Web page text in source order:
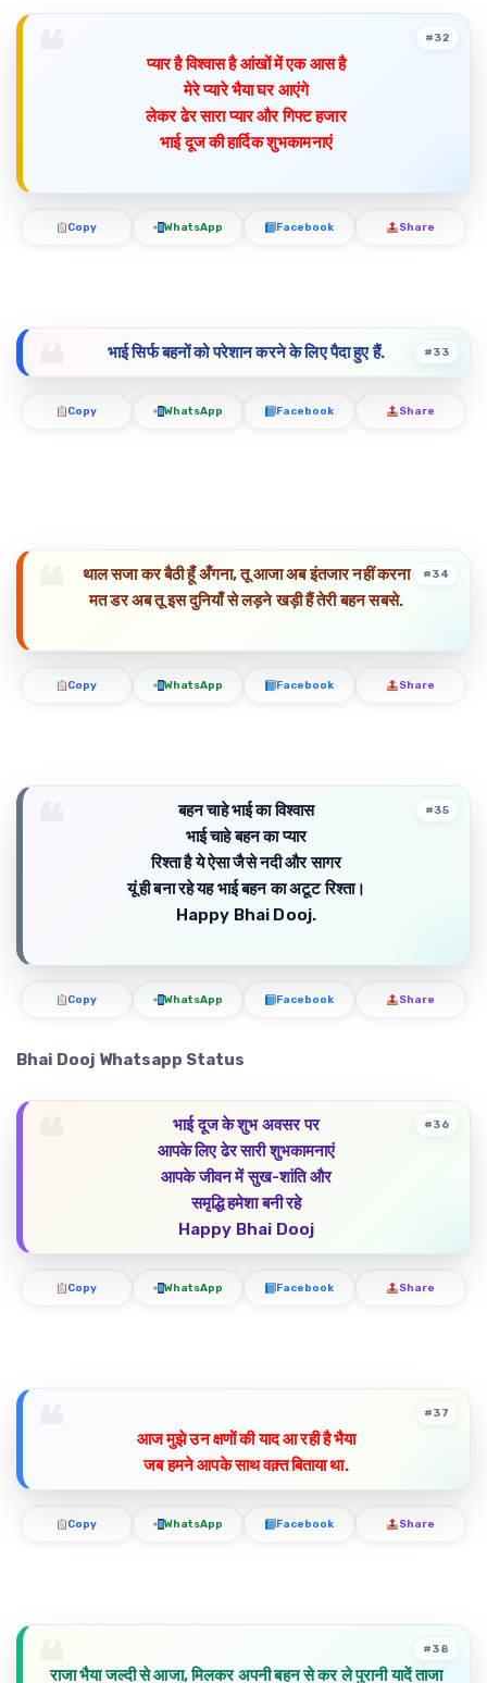
प्यार है विश्वास है आंखों में एक आस है
मेरे प्यारे भैया घर आएंगे
लेकर ढेर सारा प्यार और गिफ्ट हजार
भाई दूज की हार्दिक शुभकामनाएं
#32
Copy WhatsApp Facebook Share
भाई सिर्फ बहनों को परेशान करने के लिए पैदा हुए हैं. #33
Copy WhatsApp Facebook Share
थाल सजा कर बैठी हूँ अँगना, तू आजा अब इंतजार नहीं करना
मत डर अब तू इस दुनियाँ से लड़ने खड़ी हैं तेरी बहन सबसे.
#34
Copy WhatsApp Facebook Share
बहन चाहे भाई का विश्वास
भाई चाहे बहन का प्यार
रिश्ता है ये ऐसा जैसे नदी और सागर
यूं ही बना रहे यह भाई बहन का अटूट रिश्ता।
Happy Bhai Dooj.
#35
Copy WhatsApp Facebook Share
Bhai Dooj Whatsapp Status
भाई दूज के शुभ अवसर पर
आपके लिए ढेर सारी शुभकामनाएं
आपके जीवन में सुख-शांति और
समृद्धि हमेशा बनी रहे
Happy Bhai Dooj
#36
Copy WhatsApp Facebook Share
आज मुझे उन क्षणों की याद आ रही है भैया
जब हमने आपके साथ वक़्त बिताया था.
#37
Copy WhatsApp Facebook Share
राजा भैया जल्दी से आजा, मिलकर अपनी बहन से कर ले पुरानी यादें ताजा
#38